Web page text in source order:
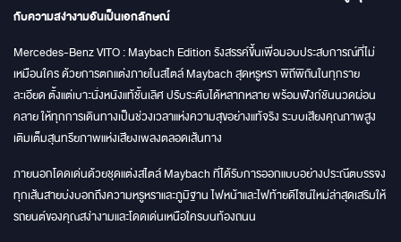
กับความสง่างามอันเป็นเอกลักษณ์
Mercedes-Benz VITO : Maybach Edition รังสรรค์ขึ้นเพื่อมอบประสบการณ์ที่ไม่
เหมือนใคร ด้วยการตกแต่งภายในสไตล์ Maybach สุดหรูหรา พิถีพิถันในทุกราย
ละเอียด ตั้งแต่เบาะนั่งหนังแท้ชั้นเลิศ ปรับระดับได้หลากหลาย พร้อมฟังก์ชันนวดผ่อน
คลาย ให้ทุกการเดินทางเป็นช่วงเวลาแห่งความสุขอย่างแท้จริง ระบบเสียงคุณภาพสูง
เติมเต็มสุนทรียภาพแห่งเสียงเพลงตลอดเส้นทาง
ภายนอกโดดเด่นด้วยชุดแต่งสไตล์ Maybach ที่ได้รับการออกแบบอย่างประณีตบรรจง
ทุกเส้นสายบ่งบอกถึงความหรูหราและภูมิฐาน ไฟหน้าและไฟท้ายดีไซน์ใหม่ล่าสุดเสริมให้
รถยนต์ของคุณสง่างามและโดดเด่นเหนือใครบนท้องถนน